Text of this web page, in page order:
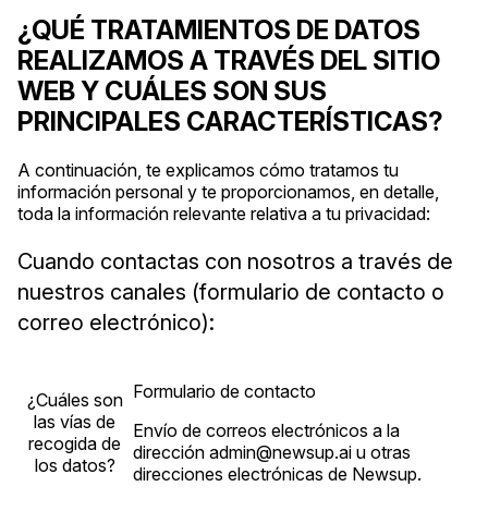
¿QUÉ TRATAMIENTOS DE DATOS
REALIZAMOS A TRAVÉS DEL SITIO
WEB Y CUÁLES SON SUS
PRINCIPALES CARACTERÍSTICAS?
A continuación, te explicamos cómo tratamos tu
información personal y te proporcionamos, en detalle,
toda la información relevante relativa a tu privacidad:
Cuando contactas con nosotros a través de
nuestros canales (formulario de contacto o
correo electrónico):
¿Cuáles son
las vías de
recogida de
los datos?
Formulario de contacto
Envío de correos electrónicos a la
dirección admin@newsup.ai u otras
direcciones electrónicas de Newsup.